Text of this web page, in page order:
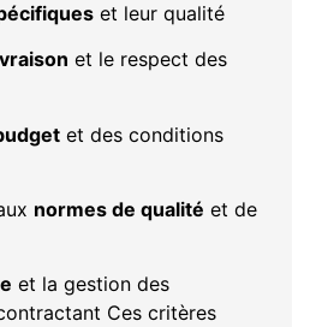
et leur qualité
et le respect des
et des conditions
normes de qualité et de
et la gestion des
Ces critères